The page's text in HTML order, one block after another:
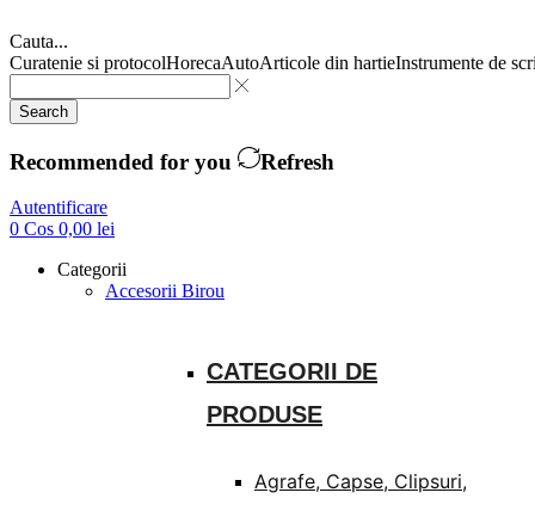
Cauta...
Curatenie si protocolHorecaAutoArticole din hartieInstrumente de
Search
Recommended for you Refresh
Autentificare
0 Cos 0,00 lei
Categorii
Accesorii Birou
CATEGORII DE
PRODUSE
Agrafe, Capse, Clipsuri,